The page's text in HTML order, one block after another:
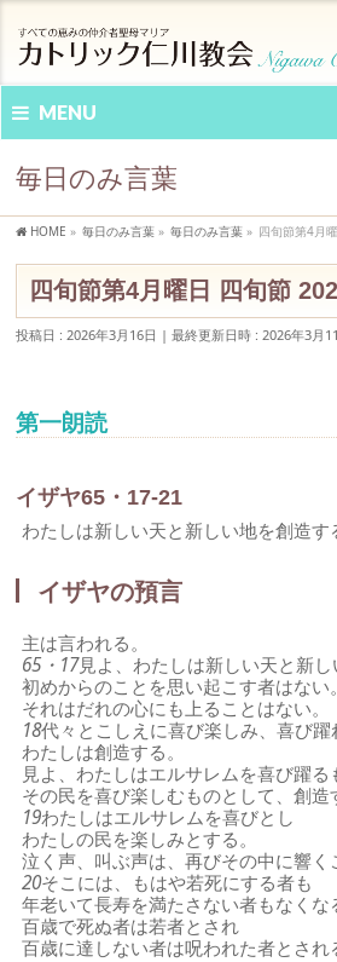
MENU
毎日のみ言葉
HOME » 毎日のみ言葉 » 毎日のみ言葉 » 四旬節第4月
四旬節第4月曜日 四旬節
投稿日 : 2026年3月16日 最終更新日時 : 2026年3月
第一朗読
イザヤ65・17-21
わたしは新しい天と新しい地を創造す
イザヤの預言
主は言われる。
65・17見よ、わたしは新しい天と新し
初めからのことを思い起こす者はない。
それはだれの心にも上ることはない。
18代々とこしえに喜び楽しみ、喜び躍
わたしは創造する。
見よ、わたしはエルサレムを喜び躍る
その民を喜び楽しむものとして、創造
19わたしはエルサレムを喜びとし
わたしの民を楽しみとする。
泣く声、叫ぶ声は、再びその中に響く
20そこには、もはや若死にする者も
年老いて長寿を満たさない者もなくな
百歳で死ぬ者は若者とされ
百歳に達しない者は呪われた者とされ